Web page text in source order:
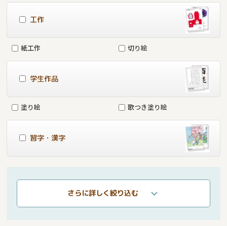
工作
紙工作 切り絵
学生作品
塗り絵 歌つき塗り絵
習字・漢字
さらに詳しく絞り込む